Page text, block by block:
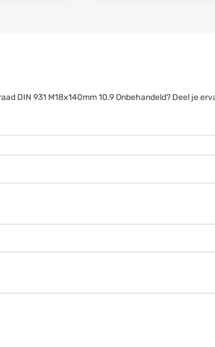
DIN 931 M18x140mm 10.9 Onbehandeld? Deel je